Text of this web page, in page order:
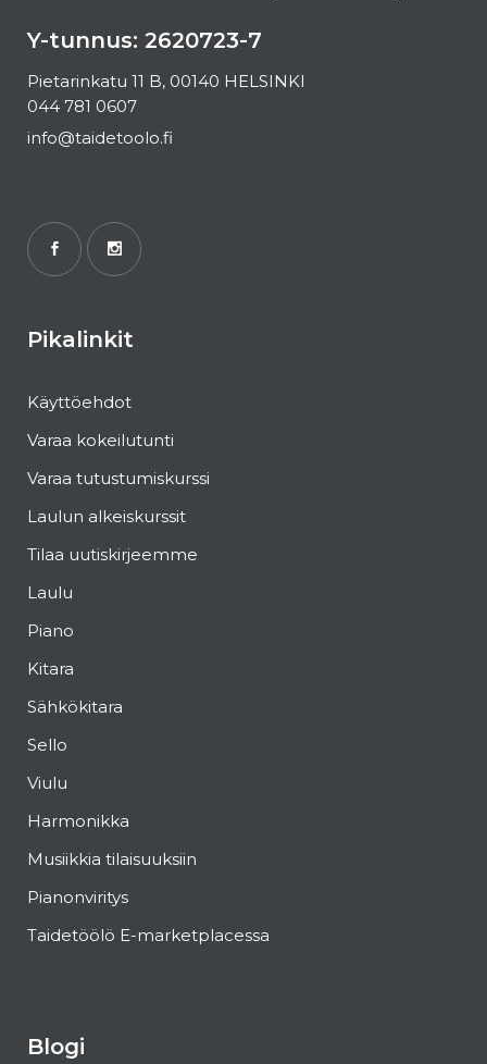
Y-tunnus: 2620723-7
Pietarinkatu 11 B, 00140 HELSINKI
044 781 0607
info@taidetoolo.fi
Pikalinkit
Käyttöehdot
Varaa kokeilutunti
Varaa tutustumiskurssi
Laulun alkeiskurssit
Tilaa uutiskirjeemme
Laulu
Piano
Kitara
Sähkökitara
Sello
Viulu
Harmonikka
Musiikkia tilaisuuksiin
Pianonviritys
Taidetöölö E-marketplacessa
Blogi